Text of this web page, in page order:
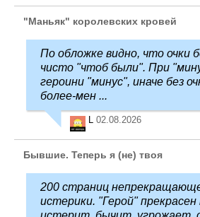
"Маньяк" королевских кровей
По обложке видно, что очки
чисто "чтоб были". При
героини "минус", иначе без
более-мен ...
02.08.2026
Бывшие. Теперь я (не) твоя
200 страниц
истерики. "Герой" прекрасен